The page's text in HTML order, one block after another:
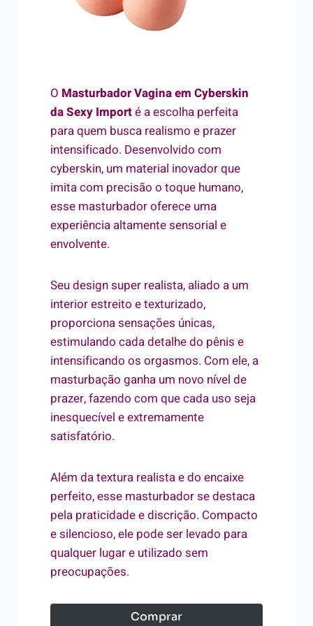
O Masturbador Vagina em Cyberskin
da Sexy Importé a escolha perfeita
para quem busca realismo e prazer
intensificado. Desenvolvido com
cyberskin, um material inovador que
imita com precisão o toque humano,
esse masturbador oferece uma
experiência altamente sensorial e
envolvente.
Seu design super realista, aliado a um
interior estreito e texturizado,
proporciona sensações únicas,
estimulando cada detalhe do pênis e
intensificando os orgasmos. Com ele, a
masturbação ganha um novo nível de
prazer, fazendo com que cada uso seja
inesquecível e extremamente
satisfatório.
Além da textura realista e do encaixe
perfeito, esse masturbador se destaca
pela praticidade e discrição. Compacto
e silencioso, ele pode ser levado para
qualquer lugar e utilizado sem
preocupações.
Comprar